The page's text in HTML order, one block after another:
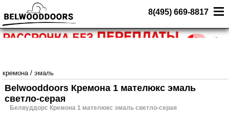
8(495) 669-8817
кремона/ эмаль
Belwooddoors Кремона 1 мателюкс эмаль
светло-серая
Белвуддорс Кремона 1 мателюкс эмаль светло-серая